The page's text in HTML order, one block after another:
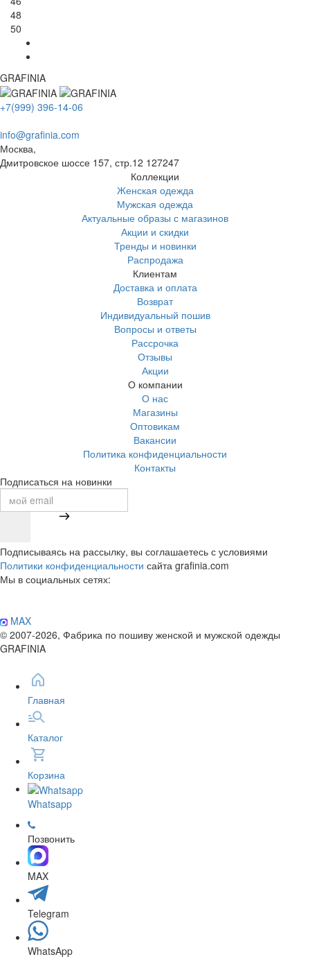
48
50
GRAFINIA
+7(999) 396-14-06
info@grafinia.com
Москва,
Дмитровское шоссе 157, стр.12 127247
Коллекции
Женская одежда
Мужская одежда
Актуальные образы с магазинов
Акции и скидки
Тренды и новинки
Распродажа
Клиентам
Доставка и оплата
Возврат
Индивидуальный пошив
Вопросы и ответы
Рассрочка
Отзывы
Акции
О компании
О нас
Магазины
Оптовикам
Вакансии
Политика конфиденциальности
Контакты
Подписаться на новинки
Подписываясь на рассылку, вы соглашаетесь с условиями
Политики конфиденциальности сайта grafinia.com
Мы в социальных сетях:
MAX
© 2007-2026, Фабрика по пошиву женской и мужской одежды
GRAFINIA
Главная
Каталог
Корзина
Whatsapp
Позвонить
MAX
Telegram
WhatsApp